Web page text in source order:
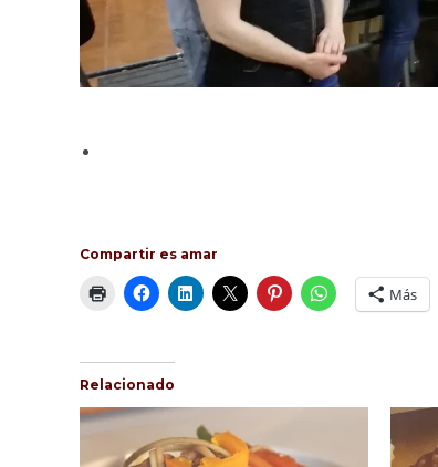
Compartir es amar
Más
Relacionado